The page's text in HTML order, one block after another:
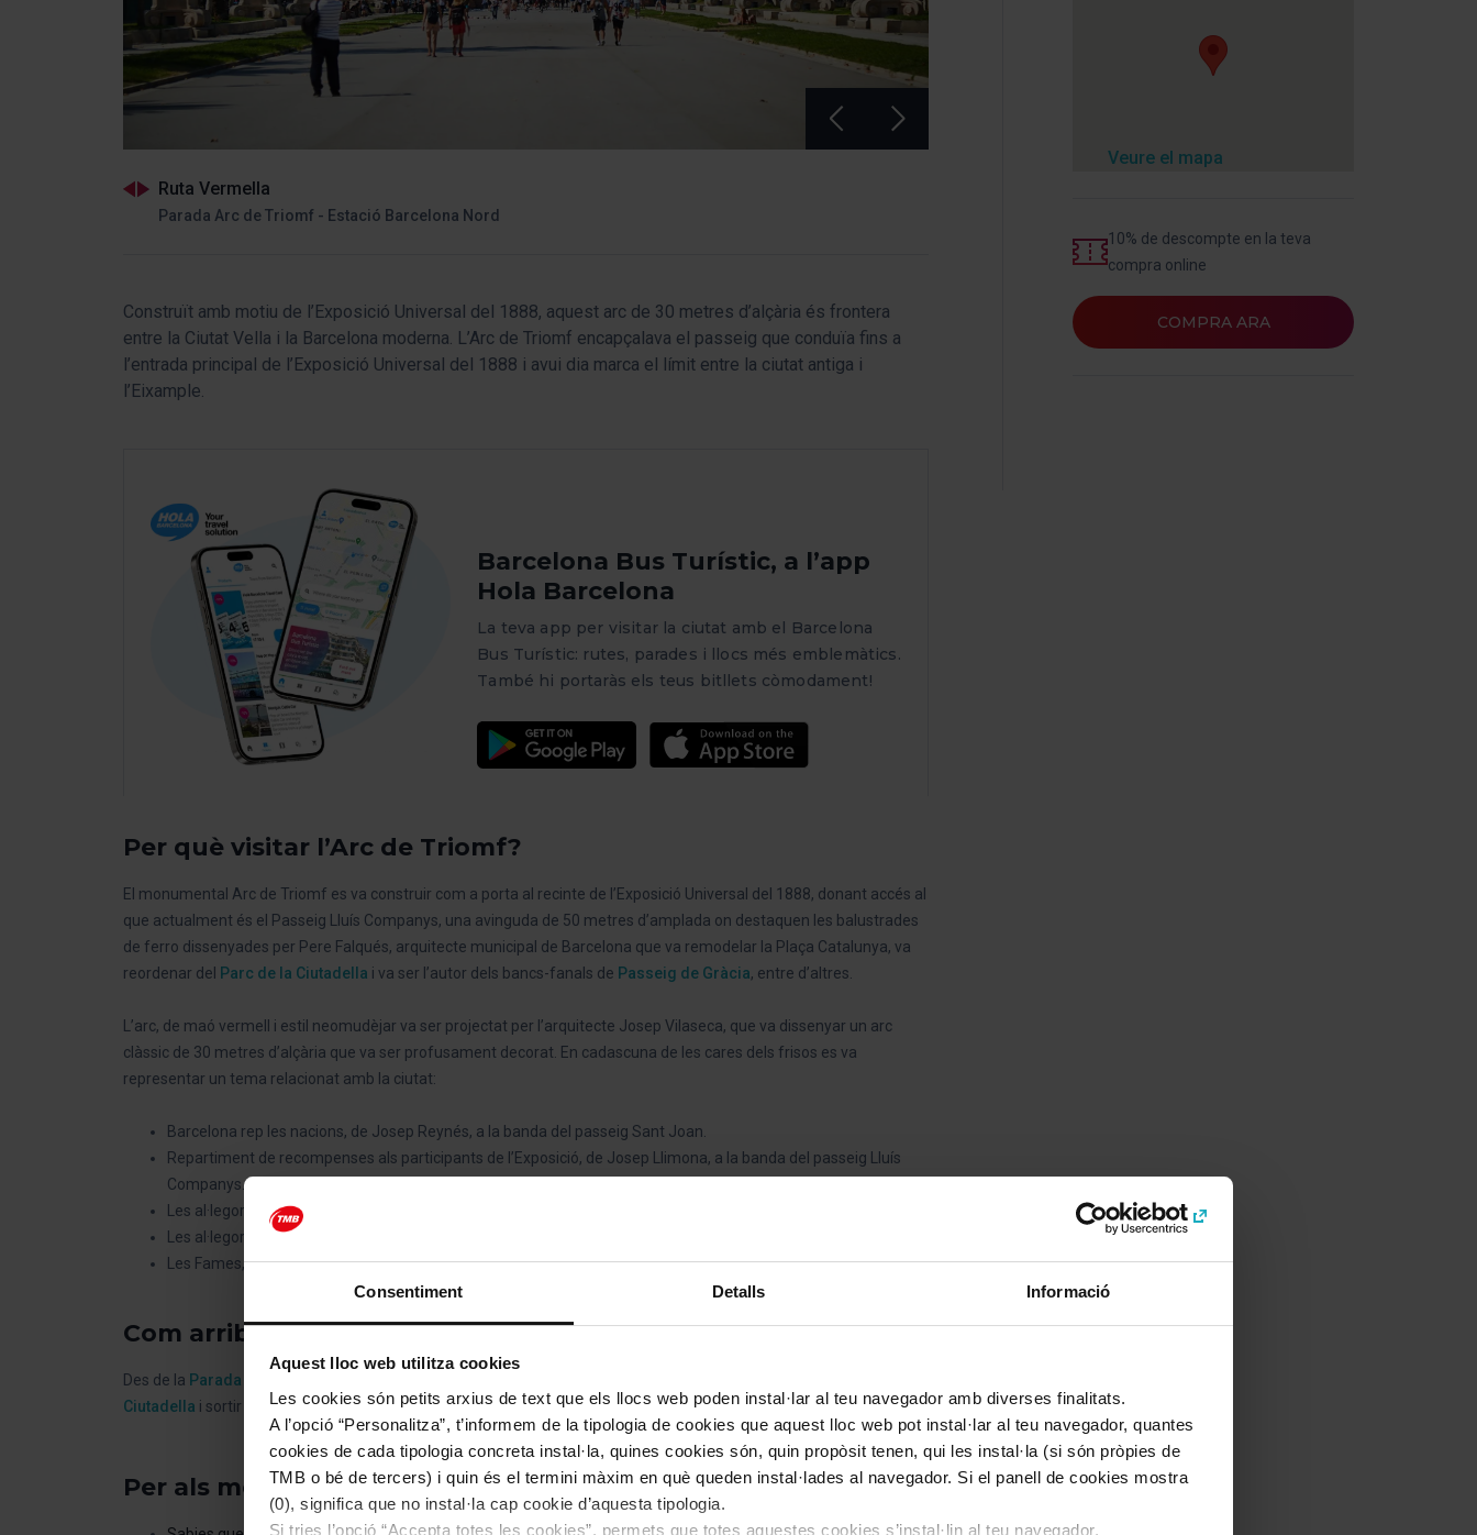
Consentiment Detalls Informació
Aquest lloc web utilitza cookies
Les cookies són petits arxius de text que els llocs web poden instal·lar al teu navegador amb diverses finalitats.
A l’opció “Personalitza”, t’informem de la tipologia de cookies que aquest lloc web pot instal·lar al teu navegador, quantes
cookies de cada tipologia concreta instal·la, quines cookies són, quin propòsit tenen, qui les instal·la (si són pròpies de
TMB o bé de tercers) i quin és el termini màxim en què queden instal·lades al navegador. Si el panell de cookies mostra
(0), significa que no instal·la cap cookie d’aquesta tipologia.
Si tries l’opció “Accepta totes les cookies”, permets que totes aquestes cookies s’instal·lin al teu navegador.
Ruta Vermella
Parada Arc de Triomf - Estació Barcelona Nord
Construït amb motiu de l’Exposició Universal del 1888, aquest arc de 30 metres d’alçària és frontera
entre la Ciutat Vella i la Barcelona moderna. L’Arc de Triomf encapçalava el passeig que conduïa fins a
l’entrada principal de l’Exposició Universal del 1888 i avui dia marca el límit entre la ciutat antiga i
l’Eixample.
Barcelona Bus Turístic, a l’app
Hola Barcelona
La teva app per visitar la ciutat amb el Barcelona
Bus Turístic: rutes, parades i llocs més emblemàtics.
També hi portaràs els teus bitllets còmodament!
Per què visitar l’Arc de Triomf?
El monumental Arc de Triomf es va construir com a porta al recinte de l’Exposició Universal del 1888, donant accés al
que actualment és el Passeig Lluís Companys, una avinguda de 50 metres d’amplada on destaquen les balustrades
de ferro dissenyades per Pere Falqués, arquitecte municipal de Barcelona que va remodelar la Plaça Catalunya, va
reordenar del
Parc de la Ciutadella i va ser l’autor dels bancs-fanals de Passeig de Gràcia, entre d’altres.
L’arc, de maó vermell i estil neomudèjar va ser projectat per l’arquitecte Josep Vilaseca, que va dissenyar un arc
clàssic de 30 metres d’alçària que va ser profusament decorat. En cadascuna de les cares dels frisos es va
representar un tema relacionat amb la ciutat:
Barcelona rep les nacions, de Josep Reynés, a la banda del passeig Sant Joan.
Repartiment de recompenses als participants de l’Exposició, de Josep Llimona, a la banda del passeig Lluís
Companys.
Les al·legories de la Indústria, l’Agricultura i el Comerç, a un lateral.
Les al·legories de les Ciències i les Arts, a l’altre lateral.
Les Fames, figures alades dels contraforts, van ser esculpides per Manuel Fuxà i Pere Carbonell.
Com arribar a l’Arc de Triomf?
Des de la Parada Port Olímpic - Zoo
Ciutadella i sortir per la porta que dóna al Passeig Lluís Companys, al final del quan trobareu l’arc.
Per als més curiosos
Veure el mapa
10% de descompte en la teva
compra online
COMPRA ARA